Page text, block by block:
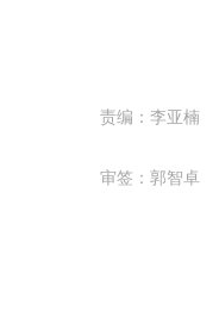
责编：李亚楠
审签：郭智卓